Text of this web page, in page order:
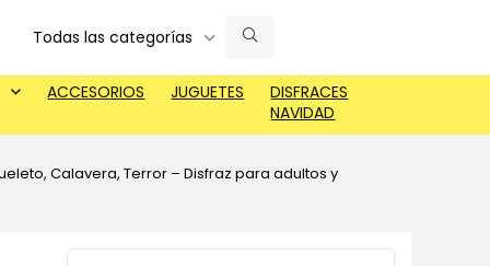
Todas las categorías
ACCESORIOS JUGUETES
DISFRACES
NAVIDAD
Calavera, Terror – Disfraz para adultos y